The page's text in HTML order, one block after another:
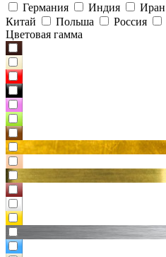
Германия
Индия Иран
Китай
Польша Россия
Цветовая гамма